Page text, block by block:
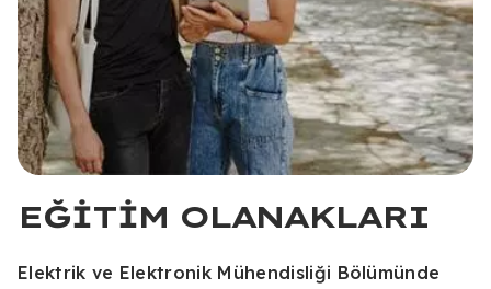
EĞITIM OLANAKLARI
Elektrik ve Elektronik Mühendisliği Bölümünde